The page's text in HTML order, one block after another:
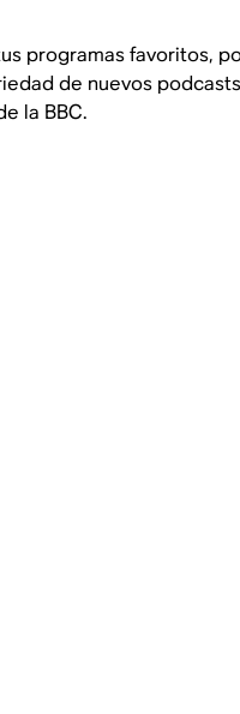
programas favoritos,
de nuevos
la BBC.